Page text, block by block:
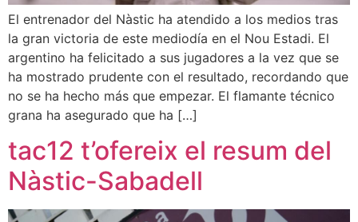
El entrenador del Nàstic ha atendido a los medios tras
la gran victoria de este mediodía en el Nou Estadi. El
argentino ha felicitado a sus jugadores a la vez que se
ha mostrado prudente con el resultado, recordando que
no se ha hecho más que empezar. El flamante técnico
grana ha asegurado que ha […]
tac12 t’ofereix el resum del
Nàstic-Sabadell